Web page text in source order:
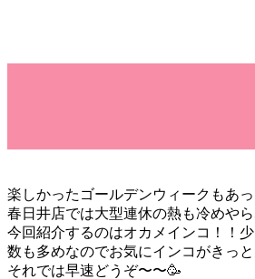
楽しかったゴールデンウィークもあ
春日井店では大型連休の熱も冷めや
今回紹介するのはオカメインコ！！
数も多めなのでお気にインコがきっと
それでは早速どうぞ〜〜🥳